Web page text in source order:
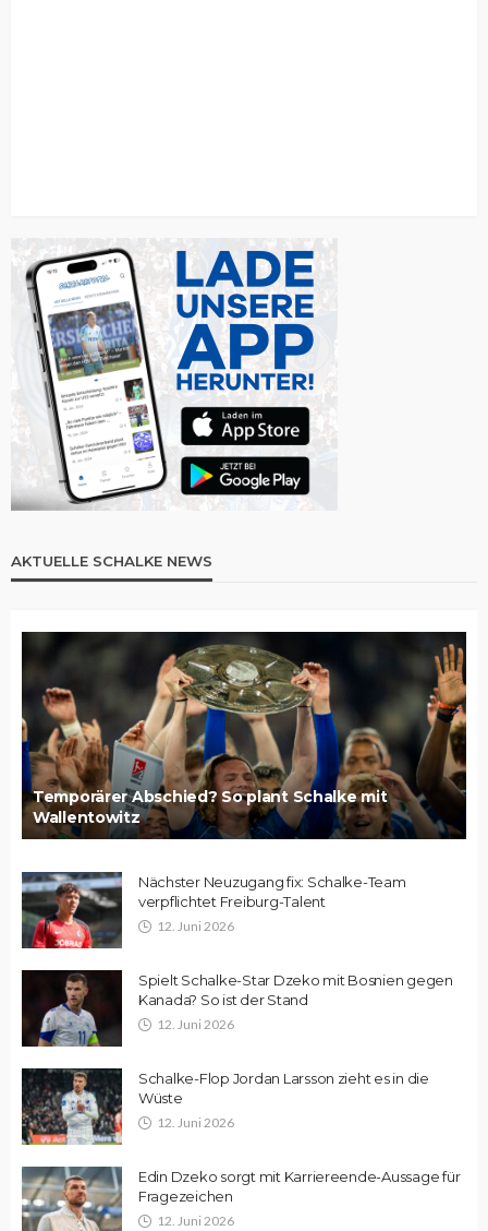
AKTUELLE SCHALKE NEWS
Temporärer Abschied? So plant Schalke mit
Wallentowitz
Nächster Neuzugang fix: Schalke-Team
verpflichtet Freiburg-Talent
12. Juni 2026
Spielt Schalke-Star Dzeko mit Bosnien gegen
Kanada? So ist der Stand
12. Juni 2026
Schalke-Flop Jordan Larsson zieht es in die
Wüste
12. Juni 2026
Edin Dzeko sorgt mit Karriereende-Aussage für
Fragezeichen
12. Juni 2026